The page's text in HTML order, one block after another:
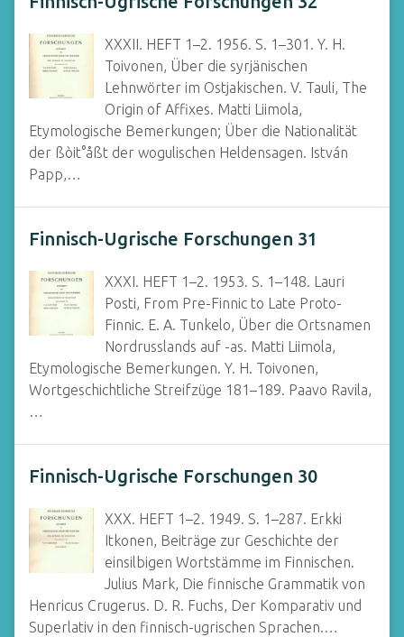
XXXII. HEFT 1–2. 1956. S. 1–301. Y. H.
Toivonen, Über die syrjänischen
Lehnwörter im Ostjakischen. V. Tauli, The
Origin of Affixes. Matti Liimola,
Etymologische Bemerkungen; Über die Nationalität
der ßòit°åßt der wogulischen Heldensagen. István
Papp,…
Finnisch-Ugrische Forschungen 31
XXXI. HEFT 1–2. 1953. S. 1–148. Lauri
Posti, From Pre-Finnic to Late Proto-
Finnic. E. A. Tunkelo, Über die Ortsnamen
Nordrusslands auf -as. Matti Liimola,
Etymologische Bemerkungen. Y. H. Toivonen,
Wortgeschichtliche Streifzüge 181–189. Paavo Ravila,
…
Finnisch-Ugrische Forschungen 30
XXX. HEFT 1–2. 1949. S. 1–287. Erkki
Itkonen, Beiträge zur Geschichte der
einsilbigen Wortstämme im Finnischen.
Julius Mark, Die finnische Grammatik von
Henricus Crugerus. D. R. Fuchs, Der Komparativ und
Superlativ in den finnisch-ugrischen Sprachen.…